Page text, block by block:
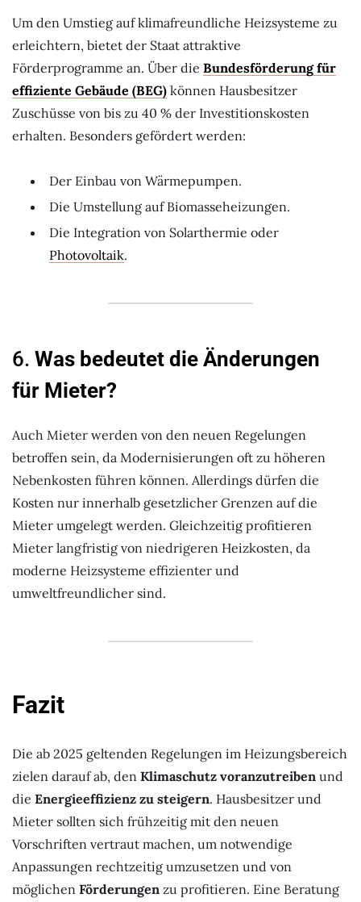
Um den Umstieg auf klimafreundliche Heizsysteme zu
erleichtern, bietet der Staat attraktive
Förderprogramme an. Über die Bundesförderung für
effiziente Gebäude (BEG) können Hausbesitzer
Zuschüsse von bis zu 40 % der Investitionskosten
erhalten. Besonders gefördert werden:
Der Einbau von Wärmepumpen.
Die Umstellung auf Biomasseheizungen.
Die Integration von Solarthermie oder
Photovoltaik.
6. Was bedeutet die Änderungen
für Mieter?
Auch Mieter werden von den neuen Regelungen
betroffen sein, da Modernisierungen oft zu höheren
Nebenkosten führen können. Allerdings dürfen die
Kosten nur innerhalb gesetzlicher Grenzen auf die
Mieter umgelegt werden. Gleichzeitig profitieren
Mieter langfristig von niedrigeren Heizkosten, da
moderne Heizsysteme effizienter und
umweltfreundlicher sind.
Fazit
Die ab 2025 geltenden Regelungen im Heizungsbereich
zielen darauf ab, den Klimaschutz voranzutreiben und
die Energieeffizienz zu steigern. Hausbesitzer und
Mieter sollten sich frühzeitig mit den neuen
Vorschriften vertraut machen, um notwendige
Anpassungen rechtzeitig umzusetzen und von
möglichen Förderungen zu profitieren. Eine Beratung